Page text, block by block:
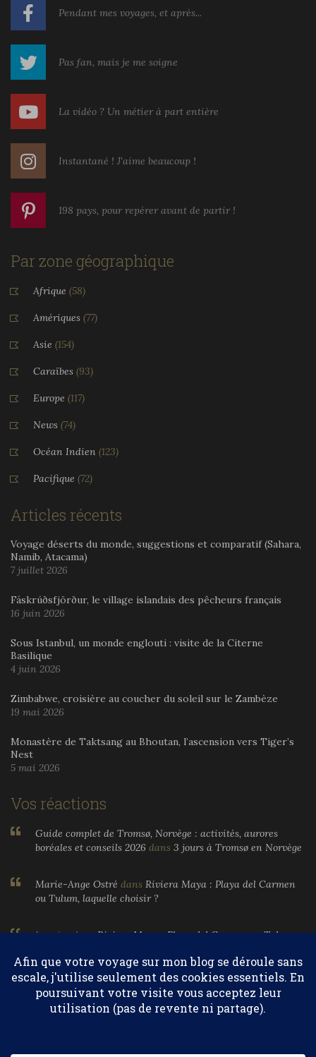
Pendant mes voyages, et après...
Pas fan, mais je me soigne
La vidéo ? Un métier à part entière
Instantané ! J'aime beaucoup !
198 pays, pour repérer avant de partir !
Par zone géographique
Afrique (58)
Amériques (77)
Asie (154)
Caraïbes (93)
Europe (117)
News (74)
Océan Indien (123)
Pacifique (72)
Articles récents
Voyage déserts du monde, suggestions et comparatif (Sahara,
Namib, Atacama)
7 juillet 2026
Fáskrúðsfjörður, le village islandais des pêcheurs français
16 juin 2026
Sous Istanbul, un monde englouti : visite de la Citerne
Basilique
4 juin 2026
Zimbabwe, croisière au coucher du soleil sur le Zambèze
19 mai 2026
Monastère de Taktsang au Bhoutan, l’ascension vers Tiger’s
Nest
5 mai 2026
Vos réactions
Guide complet de Tromsø, Norvège : activités, aurores
boréales et conseils 2026 dans 3 jours à Tromsø en Norvège
Marie-Ange Ostré dans Riviera Maya : Playa del Carmen
ou Tulum, laquelle choisir ?
LarnierdansRiviera Maya : Playa del Carmen ou Tulum,
Marie-Ange OstrédansEgypte, parfums et huiles
essentielles
© 2004-2026 Marie-Ange Ostré. Tous droits réservés.
Confidentialité et cookies : ce site utilise des cookies. En continuant à